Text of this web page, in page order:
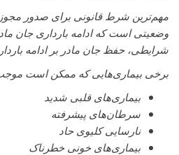
مهم‌ترین شرط قانونی برای صدور
وضعیتی است که ادامه بارداری جان
شرایطی، حفظ جان مادر بر ادامه
برخی بیماری‌هایی که ممکن است
بیماری‌های قلبی شدید
سرطان‌های پیشرفته
نارسایی کلیوی حاد
بیماری‌های خونی خطرناک